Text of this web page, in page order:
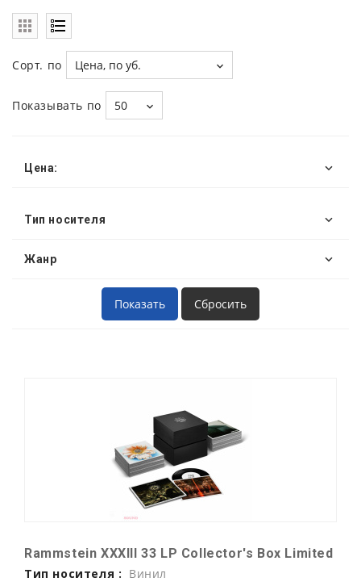
Сорт. по Цена, по уб.
Показывать по 50
Цена:
Тип носителя
Жанр
Rammstein XXXIII 33 LP Collector's Box Limited
Тип носителя : Винил